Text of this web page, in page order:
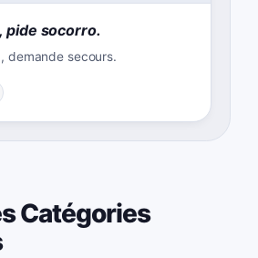
pide socorro.
demande secours.
Catégories